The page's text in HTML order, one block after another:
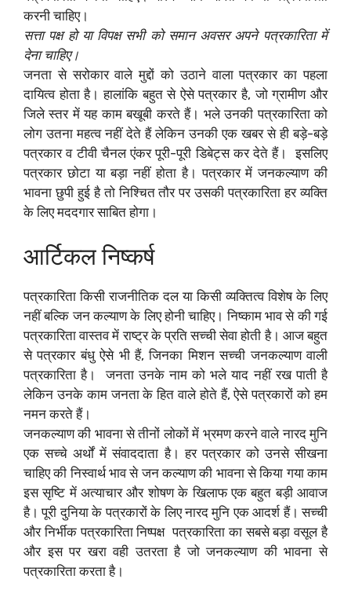
करनी चाहिए।
‌सत्ता पक्ष हो या विपक्ष सभी को समान अवसर अपने पत्रकारिता में
देना चाहिए। ‌
जनता से सरोकार वाले मुद्दों को उठाने वाला पत्रकार का पहला
दायित्व होता है। हालांकि बहुत से ऐसे पत्रकार है, जो ग्रामीण और
जिले स्तर में यह काम बखूबी करते हैं। भले उनकी पत्रकारिता को
लोग उतना महत्व नहीं देते हैं लेकिन उनकी एक खबर से ही बड़े-बड़े
पत्रकार व टीवी चैनल एंकर पूरी-पूरी डिबेट्स कर देते हैं। ‌ इसलिए
पत्रकार छोटा या बड़ा नहीं होता है। पत्रकार में जनकल्याण की
भावना छुपी हुई है तो निश्चित तौर पर उसकी पत्रकारिता हर व्यक्ति
के लिए मददगार साबित होगा।
आर्टिकल निष्कर्ष
पत्रकारिता किसी राजनीतिक दल या किसी व्यक्तित्व विशेष के लिए
नहीं बल्कि जन कल्याण के लिए होनी चाहिए। निष्काम भाव से की गई
पत्रकारिता वास्तव में राष्ट्र के प्रति सच्ची सेवा होती है। आज बहुत
से पत्रकार बंधु ऐसे भी हैं, जिनका मिशन सच्ची जनकल्याण वाली
पत्रकारिता है। ‌ जनता उनके नाम को भले याद नहीं रख पाती है
लेकिन उनके काम जनता के हित वाले होते हैं, ऐसे पत्रकारों को हम
नमन करते हैं।
जनकल्याण की भावना से तीनों लोकों में भ्रमण करने वाले नारद मुनि
एक सच्चे अर्थों में संवाददाता है। हर पत्रकार को उनसे सीखना
चाहिए की निस्वार्थ भाव से जन कल्याण की भावना से किया गया काम
इस सृष्टि में अत्याचार और शोषण के खिलाफ एक बहुत बड़ी आवाज
है। ‌पूरी दुनिया के पत्रकारों के लिए नारद मुनि एक आदर्श हैं। ‌सच्ची
और निर्भीक पत्रकारिता निष्पक्ष पत्रकारिता का सबसे बड़ा वसूल है
और इस पर खरा वही उतरता है जो जनकल्याण की भावना से
पत्रकारिता करता है। ‌ ‌